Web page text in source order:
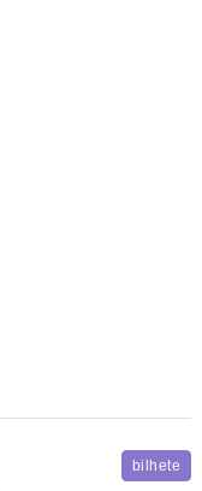
bilhete